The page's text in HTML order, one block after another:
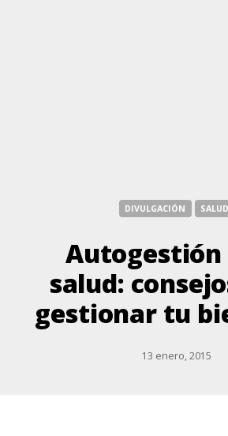
DIVULGACIÓN SALUD
Autogestión
salud:
gestionar tu
13 enero, 2015